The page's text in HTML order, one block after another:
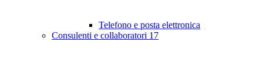
Telefono e posta elettronica
Consulenti e collaboratori 17